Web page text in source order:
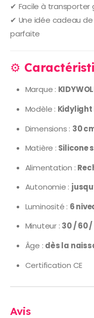
✔ Facile à
✔ Une idée cadeau de
parfaite
⚙️
Marque :
Modèle : Kidylight
Dimensions : 30
Matière : Silicone
Alimentation :
Autonomie :
Luminosité : 6
Minuteur : 30 / 60
Âge : dès la
Certification CE
Avis